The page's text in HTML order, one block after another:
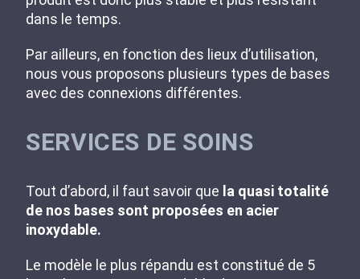
dans le temps.
Par ailleurs, en fonction des lieux d’utilisation,
nous vous proposons plusieurs types de bases
avec des connexions différentes.
SERVICES DE SOINS
Tout d’abord, il faut savoir que la quasi totalité
de nos bases sont proposées en acier
inoxydable.
Le modèle le plus répandu est constitué de 5